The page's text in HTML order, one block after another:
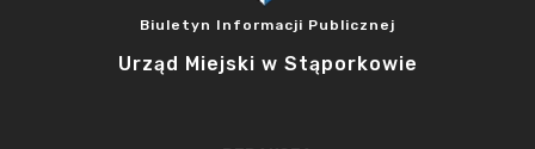
Biuletyn Informacji Publicznej
Urząd Miejski w Stąporkowie